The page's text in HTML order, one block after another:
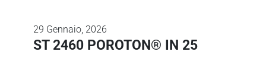
29 Gennaio, 2026
ST 2460 POROTON® IN 25